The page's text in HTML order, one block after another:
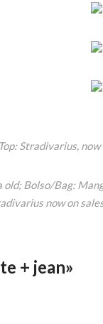
Top: Stradivarius,
Bolso/Bag:
now on
+ jean»